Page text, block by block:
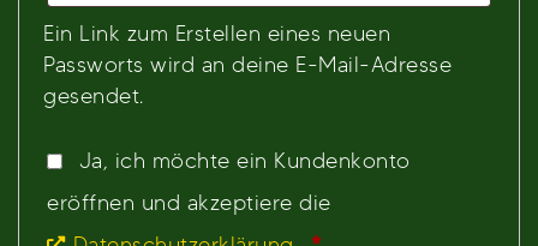
Ein Link zum Erstellen eines neuen
Passworts wird an deine E-Mail-Adresse
gesendet.
Ja, ich möchte ein Kundenkonto
eröffnen und akzeptiere die